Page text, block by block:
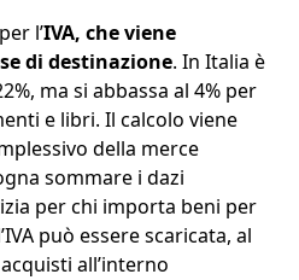
l’IVA, che viene
di destinazione. In Italia è
ma si abbassa al 4% per
e libri. Il calcolo viene
della merce
sommare i dazi
per chi importa beni per
può essere scaricata, al
all’interno